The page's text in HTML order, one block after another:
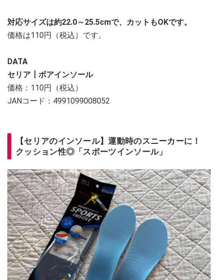
対応サイズは約22.0～25.5cmで、カットもOKです。
価格は110円（税込）です。
DATA
セリア┃ボアインソール
価格：110円（税込）
JANコード：4991099008052
【セリアのインソール】運動時のスニーカーに！
クッション性◎「スポーツインソール」